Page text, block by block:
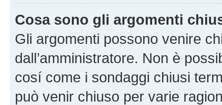
Cosa sono gli argomenti
Gli argomenti possono venire
dall’amministratore. Non è
cosí come i sondaggi chiusi
può venir chiuso per varie